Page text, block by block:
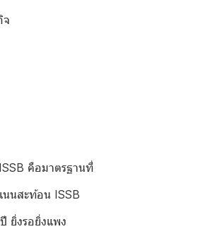
จ
คือมาตรฐานที่
นสะท้อน ISSB
ยิ่งรอยิ่งแพง